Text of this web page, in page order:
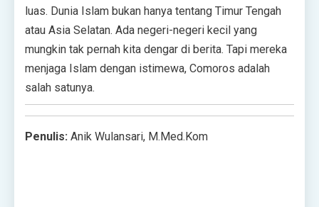
luas. Dunia Islam bukan hanya tentang Timur Tengah
atau Asia Selatan. Ada negeri-negeri kecil yang
mungkin tak pernah kita dengar di berita. Tapi mereka
menjaga Islam dengan istimewa, Comoros adalah
salah satunya.
Penulis: Anik Wulansari, M.Med.Kom